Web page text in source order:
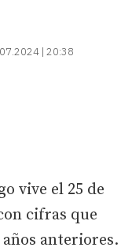
| 20:38
vive el 25 de
cifras que
anteriores.